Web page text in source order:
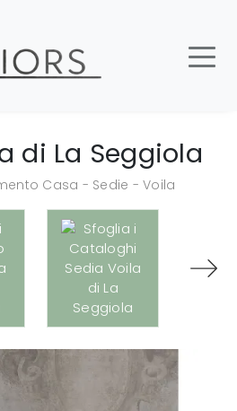
di La Seggiola
Casa - Sedie -Voila